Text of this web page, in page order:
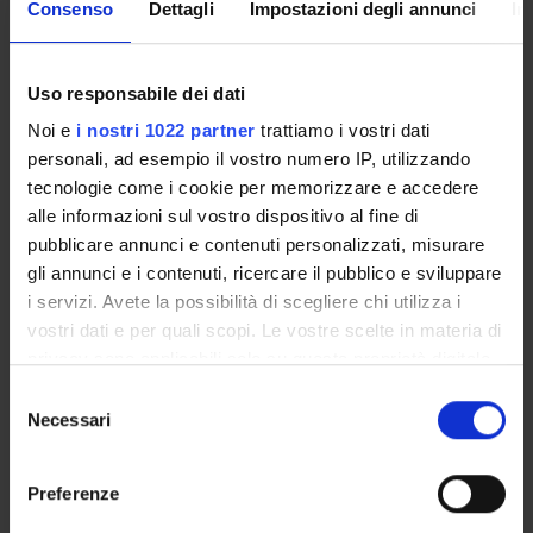
Consenso Dettagli Impostazioni degli annunci
Uso responsabile dei dati
Noi e i nostri 1022 partner trattiamo i vostri dati
personali, ad esempio il vostro numero IP, utilizzando
tecnologie come i cookie per memorizzare e accedere
alle informazioni sul vostro dispositivo al fine di
pubblicare annunci e contenuti personalizzati, misurare
gli annunci e i contenuti, ricercare il pubblico e sviluppare
i servizi. Avete la possibilità di scegliere chi utilizza i
vostri dati e per quali scopi. Le vostre scelte in materia di
modificare o revocare il proprio consenso in qualsiasi
momento dalla Dichiarazione sui cookie o facendo clic
delNecessari
Preferenze
PRIMO PIANO
Lo storytelling emotivo prevale sui dati. La ricerca del
“Les Echos”.